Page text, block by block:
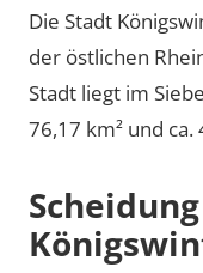
Die Stadt
der östlichen
Stadt liegt im
76,17 km² und